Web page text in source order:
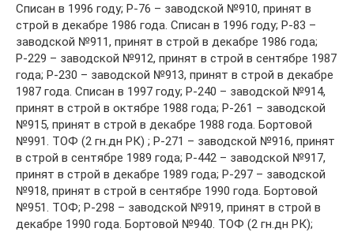
Списан в 1996 году; Р-76 – заводской №910, принят в
строй в декабре 1986 года. Списан в 1996 году; Р-83 –
заводской №911, принят в строй в декабре 1986 года;
Р-229 – заводской №912, принят в строй в сентябре 1987
года; Р-230 – заводской №913, принят в строй в декабре
1987 года. Списан в 1997 году; Р-240 – заводской №914,
принят в строй в октябре 1988 года; Р-261 – заводской
№915, принят в строй в декабре 1988 года. Бортовой
№991. ТОФ (2 гн.дн РК) ; Р-271 – заводской №916, принят
в строй в сентябре 1989 года; Р-442 – заводской №917,
принят в строй в декабре 1989 года; Р-297 – заводской
№918, принят в строй в сентябре 1990 года. Бортовой
№951. ТОФ; Р-298 – заводской №919, принят в строй в
декабре 1990 года. Бортовой №940. ТОФ (2 гн.дн РК);